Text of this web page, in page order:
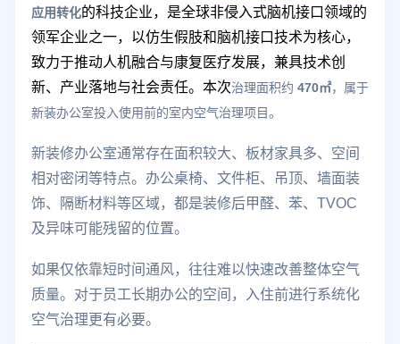
应用转化的科技企业，是全球非侵入式脑机接口领域的
领军企业之一，以仿生假肢和脑机接口技术为核心，
致力于推动人机融合与康复医疗发展，兼具技术创
新、产业落地与社会责任。本次治理面积约 470㎡，属于
新装办公室投入使用前的室内空气治理项目。
新装修办公室通常存在面积较大、板材家具多、空间
相对密闭等特点。办公桌椅、文件柜、吊顶、墙面装
饰、隔断材料等区域，都是装修后甲醛、苯、TVOC
及异味可能残留的位置。
如果仅依靠短时间通风，往往难以快速改善整体空气
质量。对于员工长期办公的空间，入住前进行系统化
空气治理更有必要。